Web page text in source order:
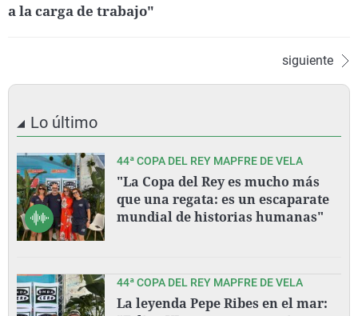
a la carga de trabajo"
siguiente
Lo último
44ª COPA DEL REY MAPFRE DE VELA
"La Copa del Rey es mucho más
que una regata: es un escaparate
mundial de historias humanas"
44ª COPA DEL REY MAPFRE DE VELA
La leyenda Pepe Ribes en el mar: